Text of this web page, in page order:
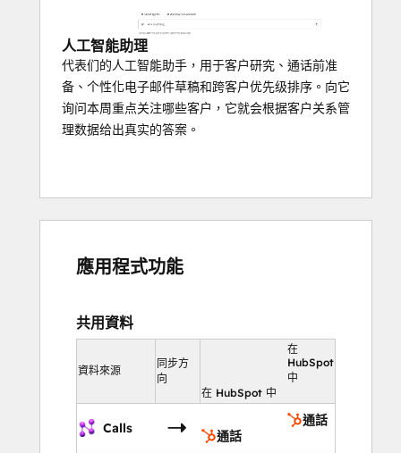
人工智能助理
代表们的人工智能助手，用于客户研究、通话前准
备、个性化电子邮件草稿和跨客户优先级排序。向它
询问本周重点关注哪些客户，它就会根据客户关系管
理数据给出真实的答案。
應用程式功能
共用資料
資料來源
同步方
向
在
HubSpot
中
在 HubSpot 中
Calls
通話
通話